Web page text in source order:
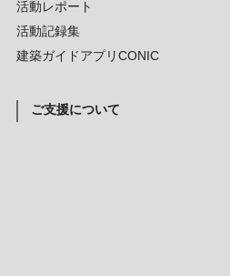
活動レポート
活動記録集
建築ガイドアプリCONIC
ご支援について